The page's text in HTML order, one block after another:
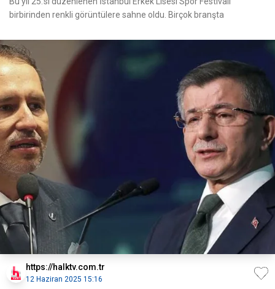
birbirinden renkli görüntülere sahne oldu. Birçok branşta
https://halktv.com.tr
12 Haziran 2025 15:16